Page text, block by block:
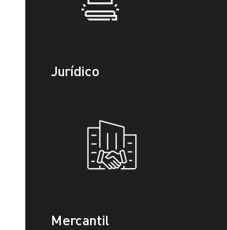
Jurídico
Mercantil